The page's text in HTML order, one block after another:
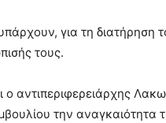
για τη διατήρηση
τους.
ο αντιπεριφερειάρχης
την αναγκαιότητα